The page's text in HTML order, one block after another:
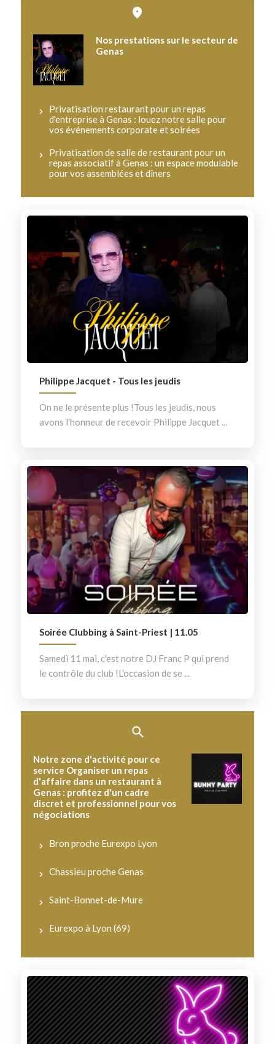
Nos prestations sur le secteur de
Genas
Privatisation restaurant pour un repas
d'entreprise à Genas : louez notre salle pour
vos événements corporate et soirées
Privatisation de salle de restaurant pour un
repas associatif à Genas : un espace modulable
pour vos assemblées et dîners
Philippe Jacquet - Tous les jeudis
On ne le présente plus !Tous les jeudis, nous
avons l'honneur de recevoir Philippe Jacquet ...
Soirée Clubbing à Saint-Priest | 11.05
Samedi 11 mai, c'est notre DJ Franc P qui prend
le contrôle du club !L'occasion de se ...
Notre zone d'activité pour ce
service Organiser un repas
d'affaire dans un restaurant à
Genas : profitez d'un cadre
discret et professionnel pour vos
négociations
Bron proche Eurexpo Lyon
Chassieu proche Genas
Saint-Bonnet-de-Mure
Eurexpo à Lyon (69)